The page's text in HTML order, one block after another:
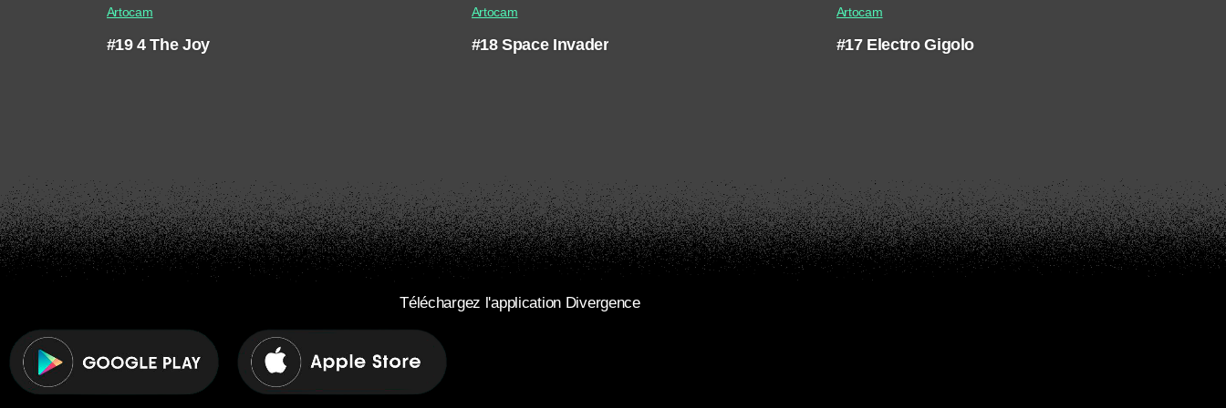
Artocam
#19 4 The Joy
Artocam
#18 Space Invader
Artocam
#17 Electro Gigolo
Téléchargez l'application Divergence